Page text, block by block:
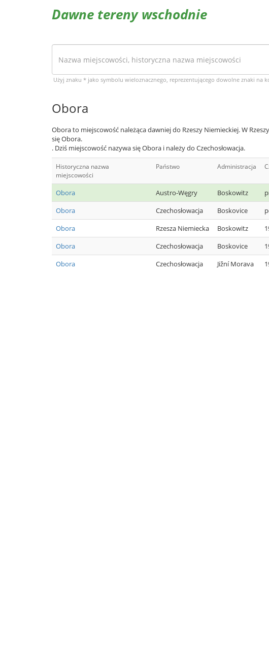
Dawne tereny wschodnie
Użyj znaku * jako symbolu wieloznacznego, reprezentującego dowolne znaki na
Obora
Obora to miejscowość należąca dawniej do Rzeszy Niemieckiej. W
się Obora.
. Dziś miejscowość nazywa się Obora i należy do Czechosłowacja.
Historyczna nazwa
miejscowości
Państwo Administracja
Obora Austro-Węgry Boskowitz
Obora
Czechosłowacja Boskovice
Obora
Rzesza Niemiecka Boskowitz
Obora
Czechosłowacja Boskovice
Obora
Czechosłowacja Jižní Morava